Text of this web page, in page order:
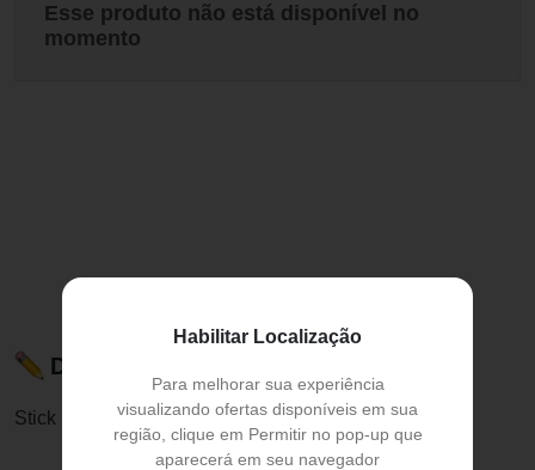
Habilitar Localização
Para melhorar sua experiência
visualizando ofertas disponíveis em sua
região, clique em Permitir no pop-up que
aparecerá em seu navegador
Esse produto não está disponível no
momento
Descrição do Produto
Stick Multifuncional Beyoung FPS 80 Cor Bege 14